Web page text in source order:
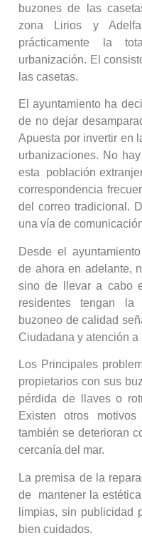
buzones de las
zona Lirios y
prácticamente la
urbanización. El
las casetas.
El ayuntamiento ha
de no dejar
Apuesta por invertir en
urbanizaciones. No
esta población
correspondencia
del correo tradicional.
una vía de
Desde el
de ahora en adelante,
sino de llevar a cabo
residentes tengan
buzoneo de calidad
Ciudadana y atención
Los Principales
propietarios con sus
pérdida de llaves o
Existen otros
también se deterioran
cercanía del mar.
La premisa de la
de mantener la
limpias, sin publicidad
bien cuidados.